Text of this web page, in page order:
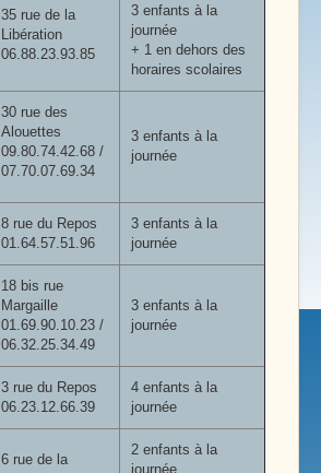
35 rue de la
Libération
06.88.23.93.85
3 enfants à la
journée
+ 1 en dehors des
horaires scolaires
30 rue des
Alouettes
09.80.74.42.68 /
07.70.07.69.34
3 enfants à la
journée
8 rue du Repos
01.64.57.51.96
3 enfants à la
journée
18 bis rue
Margaille
01.69.90.10.23 /
06.32.25.34.49
3 enfants à la
journée
3 rue du Repos
06.23.12.66.39
4 enfants à la
journée
6 rue de la
2 enfants à la
journée